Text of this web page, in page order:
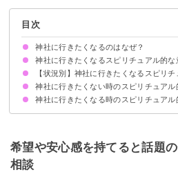
目次
神社に行きたくなるのはなぜ？
神社に行きたくなるスピリチュアル的な
①神社から呼ばれているサイン
②相性が良いサイン
③人生を変えたいサイン
状況によって意味が決まる
【状況別】神社に行きたくなるスピリ
同じ神社に行きたくなるスピリチュアル
急に神社に行きたくなるスピリチュアル
定期的に神社に行きたくなるスピリチュ
特定の神社に行きたくなるスピリチュア
神社に行くと落ち着く人のスピリチュア
神社に行きたくない時のスピリチュアル
神社に行きたくなる時のスピリチュアル
思い立ったらすぐ行動！神社に行ってみ
難しい場合は家をパワースポット化する
希望や安心感を持てると話題
相談